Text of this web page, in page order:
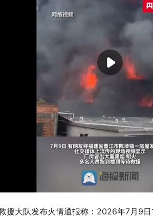
援大队发布火情通报称：2026年7月9